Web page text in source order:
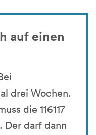
auf einen
drei Wochen.
die 116117
Der darf dann